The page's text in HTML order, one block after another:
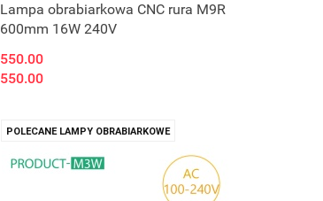
Lampa obrabiarkowa CNC rura M9R
600mm 16W 240V
550.00
550.00
POLECANE LAMPY OBRABIARKOWE